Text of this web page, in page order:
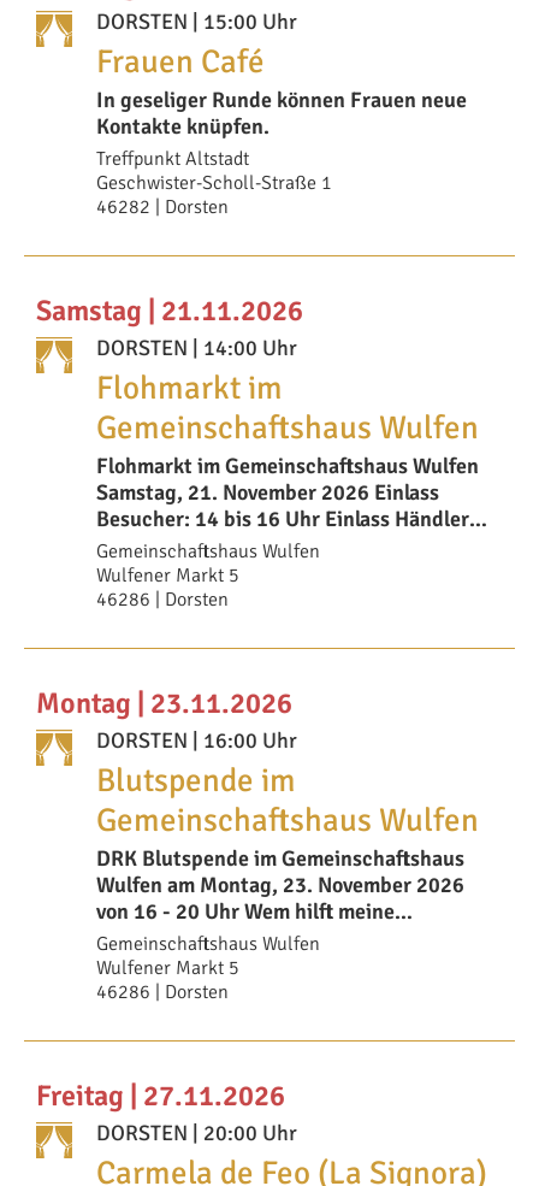
DORSTEN | 15:00 Uhr
Frauen Café
In geseliger Runde können Frauen neue
Kontakte knüpfen.
Treffpunkt Altstadt
Geschwister-Scholl-Straße 1
46282 | Dorsten
Samstag | 21.11.2026
DORSTEN | 14:00 Uhr
Flohmarkt im
Gemeinschaftshaus Wulfen
Flohmarkt im Gemeinschaftshaus Wulfen
Samstag, 21. November 2026 Einlass
Besucher: 14 bis 16 Uhr Einlass Händler:
12 Uhr Preis:
Gemeinschaftshaus Wulfen
Wulfener Markt 5
46286 | Dorsten
Montag | 23.11.2026
DORSTEN | 16:00 Uhr
Blutspende im
Gemeinschaftshaus Wulfen
DRK Blutspende im Gemeinschaftshaus
Wulfen am Montag, 23. November 2026
von 16 - 20 Uhr Wem hilft meine
Blutspende? Eine einzeln
Gemeinschaftshaus Wulfen
Wulfener Markt 5
46286 | Dorsten
Freitag | 27.11.2026
DORSTEN | 20:00 Uhr
Carmela de Feo (La Signora)